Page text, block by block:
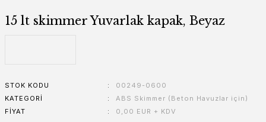
15 lt skimmer Yuvarlak kapak, Beyaz
STOK KODU
00249-0600
KATEGORI
ABS Skimmer (Beton Havuzlar için)
FIYAT
0,00 EUR + KDV